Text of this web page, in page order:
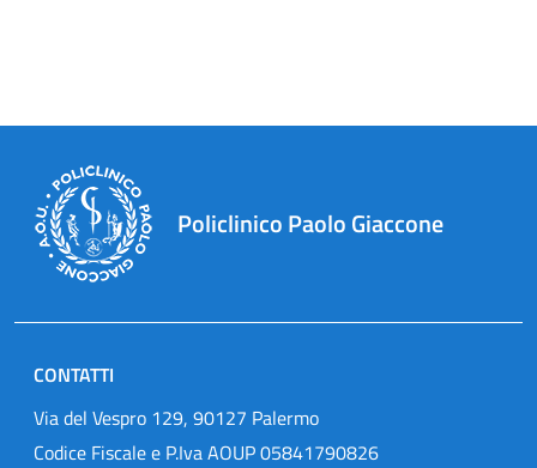
Policlinico Paolo Giaccone
CONTATTI
Via del Vespro 129, 90127 Palermo
Codice Fiscale e P.Iva AOUP 05841790826